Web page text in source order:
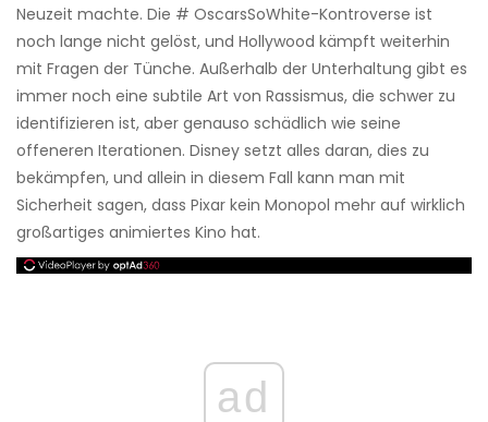
Neuzeit machte. Die # OscarsSoWhite-Kontroverse ist
noch lange nicht gelöst, und Hollywood kämpft weiterhin
mit Fragen der Tünche. Außerhalb der Unterhaltung gibt es
immer noch eine subtile Art von Rassismus, die schwer zu
identifizieren ist, aber genauso schädlich wie seine
offeneren Iterationen. Disney setzt alles daran, dies zu
bekämpfen, und allein in diesem Fall kann man mit
Sicherheit sagen, dass Pixar kein Monopol mehr auf wirklich
großartiges animiertes Kino hat.
ad